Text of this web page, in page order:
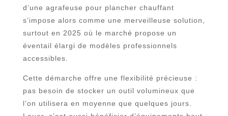
d’une agrafeuse pour plancher chauffant
s’impose alors comme une merveilleuse solution,
surtout en 2025 où le marché propose un
éventail élargi de modèles professionnels
accessibles.
Cette démarche offre une flexibilité précieuse :
pas besoin de stocker un outil volumineux que
l’on utilisera en moyenne que quelques jours.